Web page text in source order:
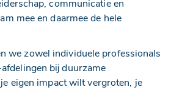
communicatie en
mee en daarmee de hele
we zowel individuele professionals
bij duurzame
eigen impact wilt vergroten, je